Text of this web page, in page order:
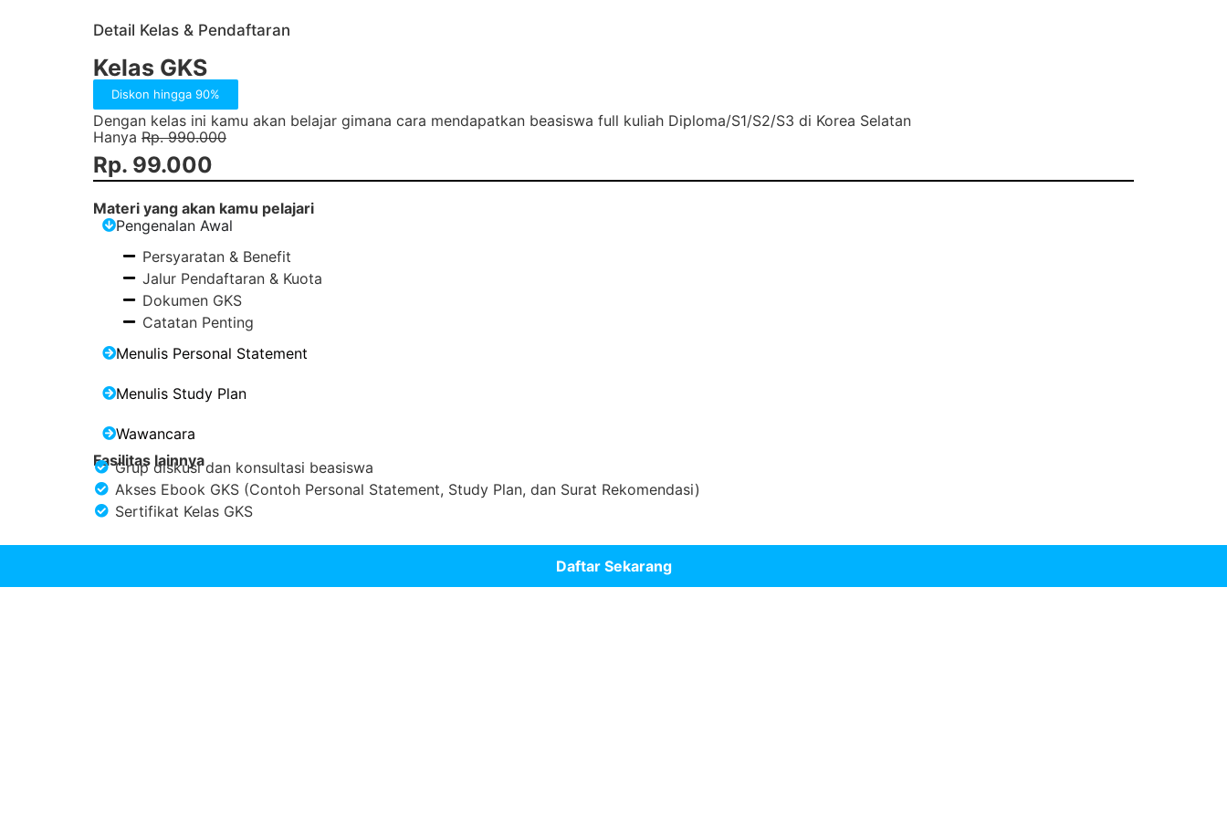
Detail Kelas & Pendaftaran
Kelas GKS
Diskon hingga 90%
Dengan kelas ini kamu akan belajar gimana cara mendapatkan beasiswa full kuliah Diploma/S1/S2/S3 di Korea Selatan
Hanya Rp. 990.000
Rp. 99.000
Materi yang akan kamu pelajari
Pengenalan Awal
Persyaratan & Benefit
Jalur Pendaftaran & Kuota
Dokumen GKS
Catatan Penting
Menulis Personal Statement
Menulis Study Plan
Wawancara
Fasilitas lainnya
Grup diskusi dan konsultasi beasiswa
Akses Ebook GKS (Contoh Personal Statement, Study Plan, dan Surat Rekomendasi)
Sertifikat Kelas GKS
Daftar Sekarang